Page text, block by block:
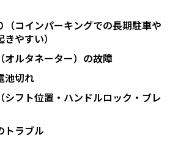
（コインパーキングでの長期駐車や
やすい）
オルタネーター）の故障
池切れ
シフト位置・ハンドルロック・ブレ
トラブル